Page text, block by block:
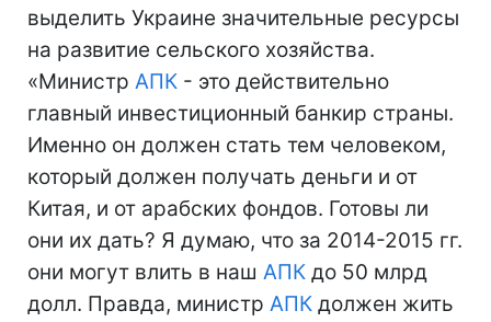
выделить Украине значительные ресурсы
на развитие сельского хозяйства.
«Министр АПК - это действительно
главный инвестиционный банкир страны.
Именно он должен стать тем человеком,
который должен получать деньги и от
Китая, и от арабских фондов. Готовы ли
они их дать? Я думаю, что за 2014-2015 гг.
они могут влить в наш АПК до 50 млрд
долл. Правда, министр АПК должен жить